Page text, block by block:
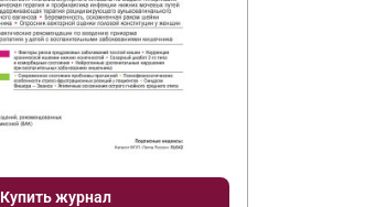
Купить журнал